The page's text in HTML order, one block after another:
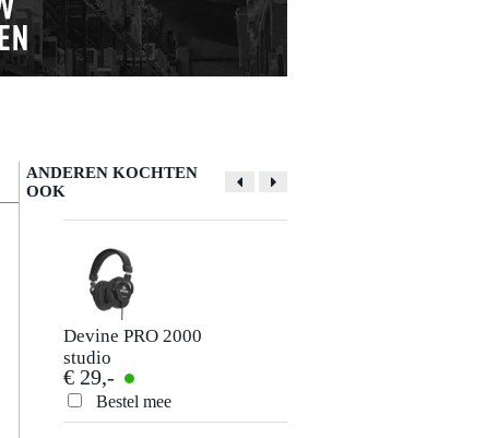
ANDEREN KOCHTEN
OOK
Devine PRO 2000
studio
hoofdtelefoon
€ 29,-
Bestel mee